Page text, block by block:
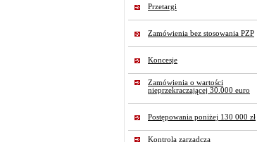
Przetargi
Zamówienia bez stosowania PZP
Koncesje
Zamówienia o wartości
nieprzekraczającej 30.000 euro
Postępowania poniżej 130 000 zł
Kontrola zarządcza